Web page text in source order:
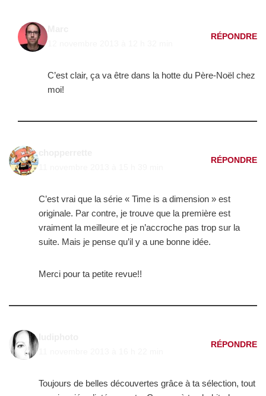
RÉPONDRE
C’est clair, ça va être dans la hotte du Père-Noël chez
moi!
RÉPONDRE
C’est vrai que la série « Time is a dimension » est
originale. Par contre, je trouve que la première est
vraiment la meilleure et je n’accroche pas trop sur la
suite. Mais je pense qu’il y a une bonne idée.
Merci pour ta petite revue!!
RÉPONDRE
Toujours de belles découvertes grâce à ta sélection, tout